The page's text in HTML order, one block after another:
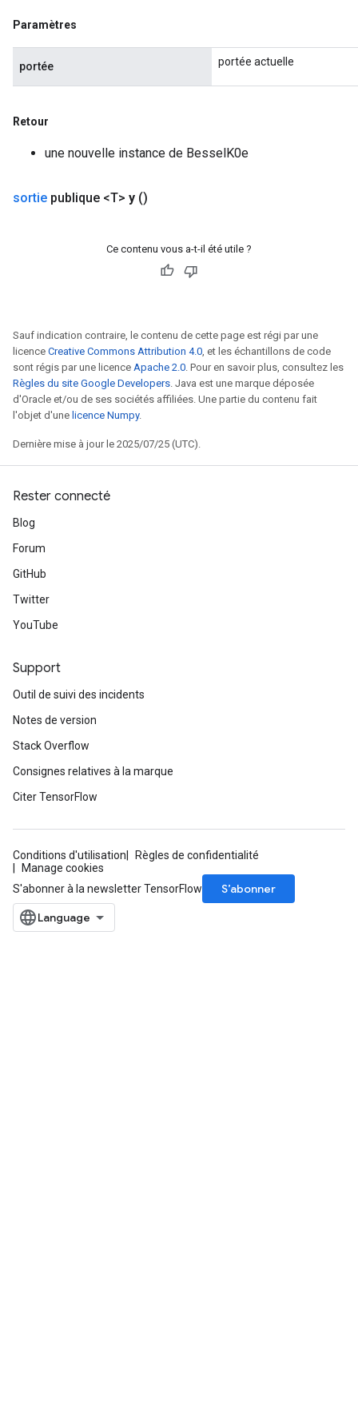
Paramètres
portée portée actuelle
Retour
une nouvelle instance de BesselK0e
sortie publique <T> y ()
Ce contenu vous a-t-il été utile ?
Sauf indication contraire, le contenu de cette page est régi par une
licence Creative Commons Attribution 4.0, et les échantillons de code
sont régis par une licence Apache 2.0. Pour en savoir plus, consultez les
Règles du site Google Developers. Java est une marque déposée
d'Oracle et/ou de ses sociétés affiliées. Une partie du contenu fait
l'objet d'une licence Numpy.
Dernière mise à jour le 2025/07/25 (UTC).
Rester connecté
Blog
Forum
GitHub
Twitter
YouTube
Support
Outil de suivi des incidents
Notes de version
Stack Overflow
Consignes relatives à la marque
Citer TensorFlow
Conditions d'utilisation
Règles de confidentialité
Manage cookies
S'abonner à la newsletter TensorFlow
S’abonner